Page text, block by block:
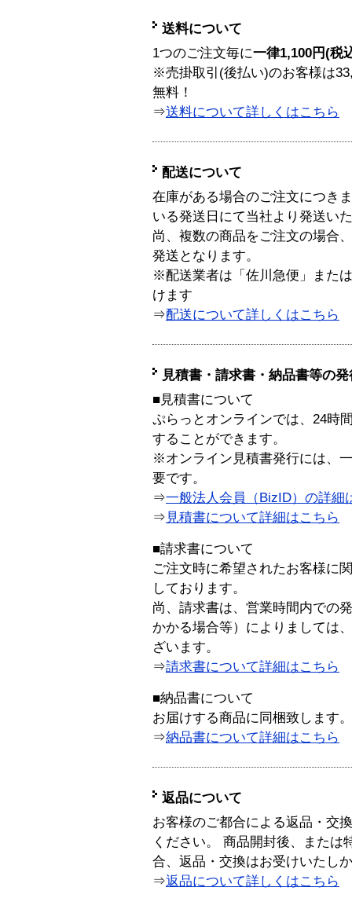
送料について
1つのご注文毎に一律1,100円(税
※売掛取引(後払い)のお客様は
無料！
⇒送料について詳しくはこちら
配送について
在庫がある場合のご注文につき
いる発送日にて当社より発送い
尚、複数の商品をご注文の場合
発送となります。
※配送業者は「佐川急便」また
けます
⇒配送について詳しくはこちら
見積書・請求書・納品書等の
■見積書について
ぷらっとオンラインでは、24時
することができます。
※オンライン見積書発行には、
要です。
⇒一般法人会員（BizID）の詳細
⇒ 見積書について詳細はこちら
■請求書について
ご注文時に希望されたお客様に
しております。
尚、請求書は、営業時間内での
かかる場合等）によりましては
ざいます。
⇒請求書について詳細はこちら
■納品書について
お届けする商品に同梱致します。
⇒納品書について詳細はこちら
返品について
お客様のご都合による返品・交
ください。 商品開封後、または
合、返品・交換はお受けいたし
⇒返品について詳しくはこちら